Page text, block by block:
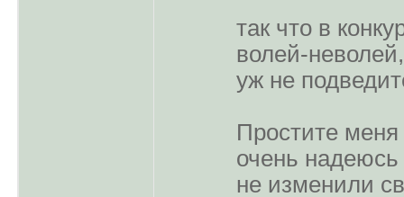
так что в
волей-
уж не
Простите
очень
не изменили